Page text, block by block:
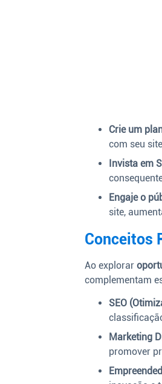
Crie um
com seu
Invista em
Engaje o
site,
Conceitos
Ao explorar
complementam
SEO
Marketing
promover